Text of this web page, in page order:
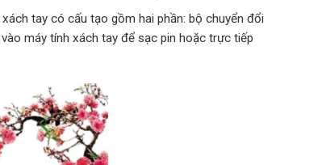
tay có cấu tạo gồm hai phần: bộ chuyển đổi
máy tính xách tay để sạc pin hoặc trực tiếp